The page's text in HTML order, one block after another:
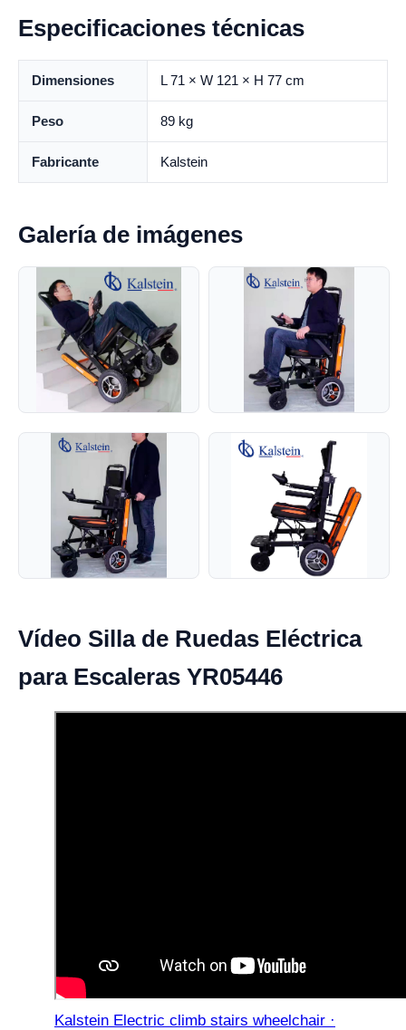
Especificaciones técnicas
Dimensiones L 71 × W 121 × H 77 cm
Peso 89 kg
Fabricante Kalstein
Galería de imágenes
Vídeo Silla de Ruedas Eléctrica
para Escaleras YR05446
Kalstein Electric climb stairs wheelchair ·